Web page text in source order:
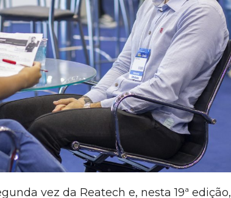
vez da Reatech e, nesta 19ª edição,